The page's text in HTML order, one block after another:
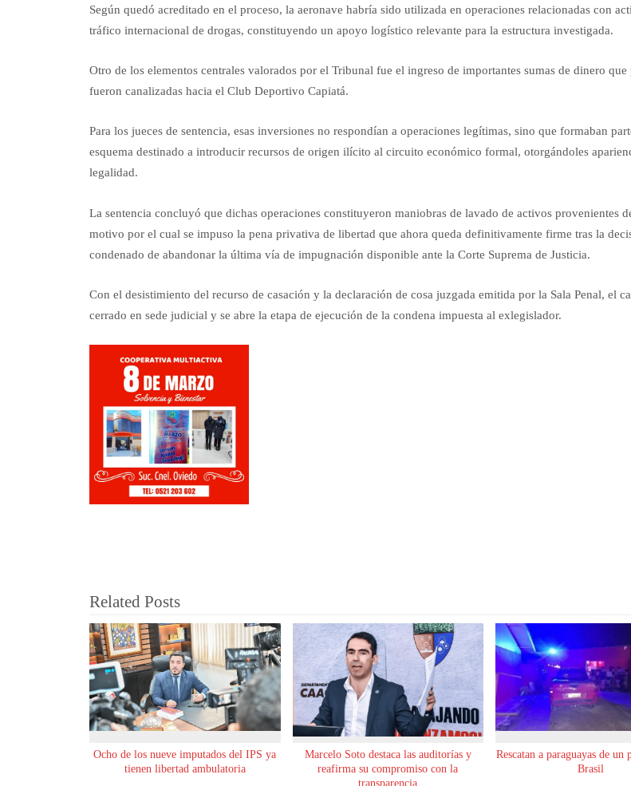
Según quedó acreditado en el proceso, la aeronave habría sido utilizada en operaciones relacionadas con
tráfico internacional de drogas, constituyendo un apoyo logístico relevante para la estructura investigada.
Otro de los elementos centrales valorados por el Tribunal fue el ingreso de importantes sumas de dinero que
fueron canalizadas hacia el Club Deportivo Capiatá.
Para los jueces de sentencia, esas inversiones no respondían a operaciones legítimas, sino que formaban
esquema destinado a introducir recursos de origen ilícito al circuito económico formal, otorgándoles
legalidad.
La sentencia concluyó que dichas operaciones constituyeron maniobras de lavado de activos provenientes
motivo por el cual se impuso la pena privativa de libertad que ahora queda definitivamente firme tras la
condenado de abandonar la última vía de impugnación disponible ante la Corte Suprema de Justicia.
Con el desistimiento del recurso de casación y la declaración de cosa juzgada emitida por la Sala Penal, el
cerrado en sede judicial y se abre la etapa de ejecución de la condena impuesta al exlegislador.
Related Posts
Ocho de los nueve imputados del IPS ya
tienen libertad ambulatoria
Marcelo Soto destaca las auditorías y
reafirma su compromiso con la
transparencia
Rescatan a paraguayas de un
Brasil